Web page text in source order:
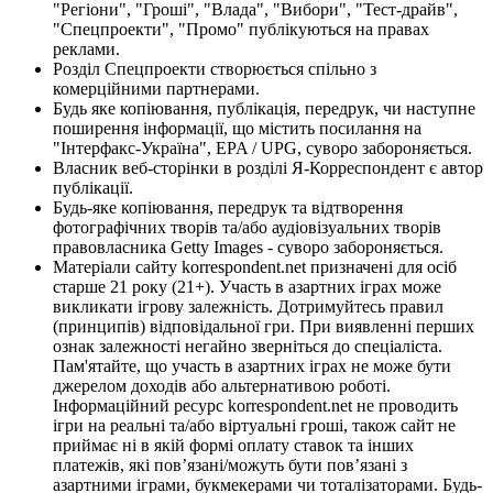
"Регіони", "Гроші", "Влада", "Вибори", "Тест-драйв",
"Спецпроекти", "Промо" публікуються на правах
реклами.
Розділ Спецпроекти створюється спільно з
комерційними партнерами.
Будь яке копіювання, публікація, передрук, чи наступне
поширення інформації, що містить посилання на
"Інтерфакс-Україна", EPA / UPG, суворо забороняється.
Власник веб-сторінки в розділі Я-Корреспондент є автор
публікації.
Будь-яке копіювання, передрук та відтворення
фотографічних творів та/або аудіовізуальних творів
правовласника Getty Images - суворо забороняється.
Матеріали сайту korrespondent.net призначені для осіб
старше 21 року (21+). Участь в азартних іграх може
викликати ігрову залежність. Дотримуйтесь правил
(принципів) відповідальної гри. При виявленні перших
ознак залежності негайно зверніться до спеціаліста.
Пам'ятайте, що участь в азартних іграх не може бути
джерелом доходів або альтернативою роботі.
Інформаційний ресурс korrespondent.net не проводить
ігри на реальні та/або віртуальні гроші, також сайт не
приймає ні в якій формі оплату ставок та інших
платежів, які пов’язані/можуть бути пов’язані з
азартними іграми, букмекерами чи тоталізаторами. Будь-